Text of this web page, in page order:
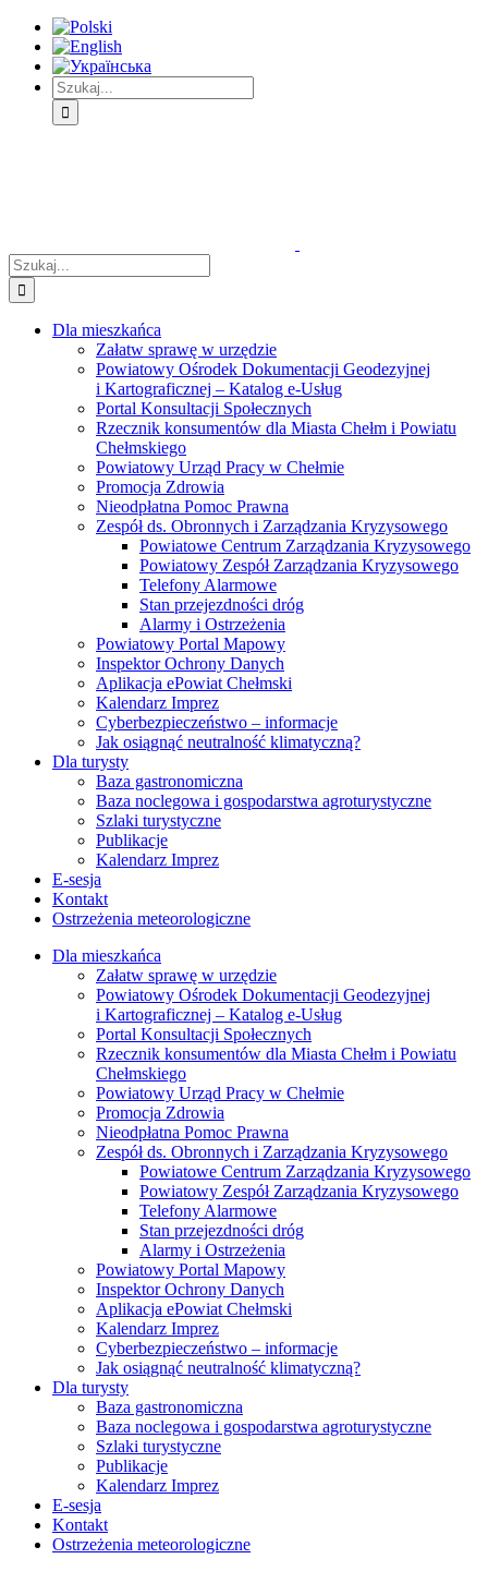
Skip
Treść
główna
Skip
Menu
główne
Skip
Menu
dodatkowe
Szukaj
Szukaj
Dla mieszkańca
Załatw sprawę w urzędzie
Powiatowy Ośrodek Dokumentacji Geodezyjnej
i Kartograficznej – Katalog e-Usług
Portal Konsultacji Społecznych
Rzecznik konsumentów dla Miasta Chełm i Powiatu
Chełmskiego
Powiatowy Urząd Pracy w Chełmie
Promocja Zdrowia
Nieodpłatna Pomoc Prawna
Zespół ds. Obronnych i Zarządzania Kryzysowego
Powiatowe Centrum Zarządzania Kryzysowego
Powiatowy Zespół Zarządzania Kryzysowego
Telefony Alarmowe
Stan przejezdności dróg
Alarmy i Ostrzeżenia
Powiatowy Portal Mapowy
Inspektor Ochrony Danych
Aplikacja ePowiat Chełmski
Kalendarz Imprez
Cyberbezpieczeństwo – informacje
Jak osiągnąć neutralność klimatyczną?
Dla turysty
Baza gastronomiczna
Baza noclegowa i gospodarstwa agroturystyczne
Szlaki turystyczne
Publikacje
Kalendarz Imprez
E-sesja
Kontakt
Ostrzeżenia meteorologiczne
Dla mieszkańca
Załatw sprawę w urzędzie
Powiatowy Ośrodek Dokumentacji Geodezyjnej
i Kartograficznej – Katalog e-Usług
Portal Konsultacji Społecznych
Rzecznik konsumentów dla Miasta Chełm i Powiatu
Chełmskiego
Powiatowy Urząd Pracy w Chełmie
Promocja Zdrowia
Nieodpłatna Pomoc Prawna
Zespół ds. Obronnych i Zarządzania Kryzysowego
Powiatowe Centrum Zarządzania Kryzysowego
Powiatowy Zespół Zarządzania Kryzysowego
Telefony Alarmowe
Stan przejezdności dróg
Alarmy i Ostrzeżenia
Powiatowy Portal Mapowy
Inspektor Ochrony Danych
Aplikacja ePowiat Chełmski
Kalendarz Imprez
Cyberbezpieczeństwo – informacje
Jak osiągnąć neutralność klimatyczną?
Dla turysty
Baza gastronomiczna
Baza noclegowa i gospodarstwa agroturystyczne
Szlaki turystyczne
Publikacje
Kalendarz Imprez
E-sesja
Kontakt
Ostrzeżenia meteorologiczne